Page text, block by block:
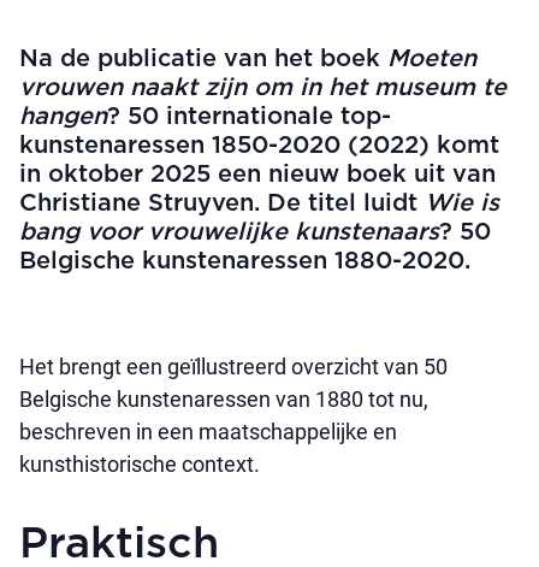
Na de publicatie van het boek Moeten
vrouwen naakt zijn om in het museum te
hangen? 50 internationale top-
kunstenaressen 1850-2020 (2022) komt
in oktober 2025 een nieuw boek uit van
Christiane Struyven. De titel luidt Wie is
bang voor vrouwelijke kunstenaars? 50
Belgische kunstenaressen 1880-2020.
Het brengt een geïllustreerd overzicht van 50
Belgische kunstenaressen van 1880 tot nu,
beschreven in een maatschappelijke en
kunsthistorische context.
Praktisch